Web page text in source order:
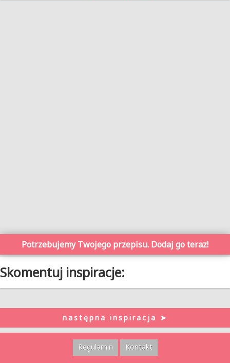
Potrzebujemy Twojego przepisu. Dodaj go teraz!
Skomentuj inspiracje:
następna inspiracja ➤
Regulamin Kontakt